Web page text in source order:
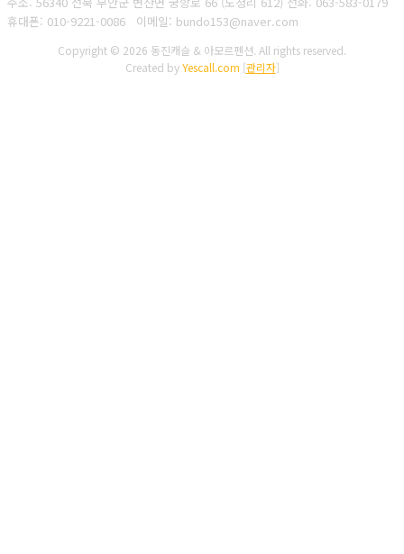
휴대폰: 010-9221-0086
이메일: bundo153@naver.com
Copyright © 2026 동진캐슬 & 아모르펜션. All rights reserved.
Created byYescall.com [관리자]